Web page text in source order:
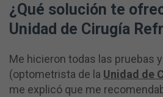
¿Qué solución te
Unidad de Cirugía
Me hicieron todas las pruebas y
(optometrista de la Unidad de
me explicó que me